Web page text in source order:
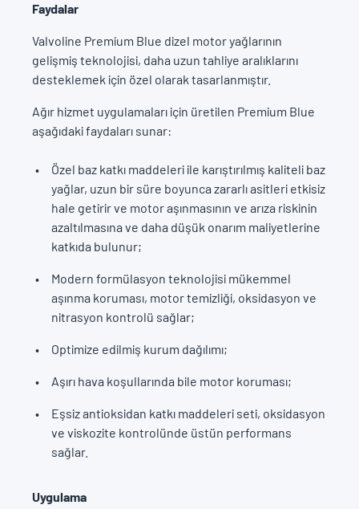
Faydalar
Valvoline Premium Blue dizel motor yağlarının
gelişmiş teknolojisi, daha uzun tahliye aralıklarını
desteklemek için özel olarak tasarlanmıştır.
Ağır hizmet uygulamaları için üretilen Premium Blue
aşağıdaki faydaları sunar:
Özel baz katkı maddeleri ile karıştırılmış kaliteli baz
yağlar, uzun bir süre boyunca zararlı asitleri etkisiz
hale getirir ve motor aşınmasının ve arıza riskinin
azaltılmasına ve daha düşük onarım maliyetlerine
katkıda bulunur;
Modern formülasyon teknolojisi mükemmel
aşınma koruması, motor temizliği, oksidasyon ve
nitrasyon kontrolü sağlar;
Optimize edilmiş kurum dağılımı;
Aşırı hava koşullarında bile motor koruması;
Eşsiz antioksidan katkı maddeleri seti, oksidasyon
ve viskozite kontrolünde üstün performans
sağlar.
Uygulama